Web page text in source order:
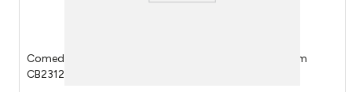
Comedouro Para Pet Pequeno Aço Inox 15,5x15,5x3,6cm
CB2312 - Moment